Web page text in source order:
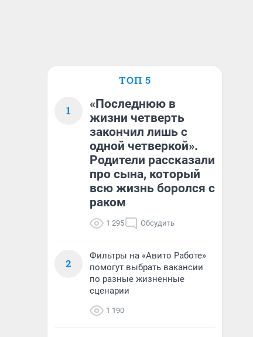
ТОП 5
1
«Последнюю в
жизни четверть
закончил лишь с
одной четверкой».
Родители рассказали
про сына, который
всю жизнь боролся с
раком
1 295 Обсудить
2
Фильтры на «Авито Работе»
помогут выбрать вакансии
по разные жизненные
сценарии
1 190